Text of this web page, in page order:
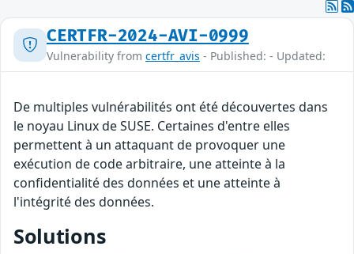
CERTFR-2024-AVI-0999
Vulnerability from certfr_avis - Published: - Updated:
De multiples vulnérabilités ont été découvertes dans
le noyau Linux de SUSE. Certaines d'entre elles
permettent à un attaquant de provoquer une
exécution de code arbitraire, une atteinte à la
confidentialité des données et une atteinte à
l'intégrité des données.
Solutions